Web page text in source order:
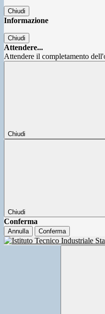
Chiudi
Informazione
Chiudi
Attendere...
Attendere il completamento
Chiudi
Chiudi
Conferma
Annulla Conferma